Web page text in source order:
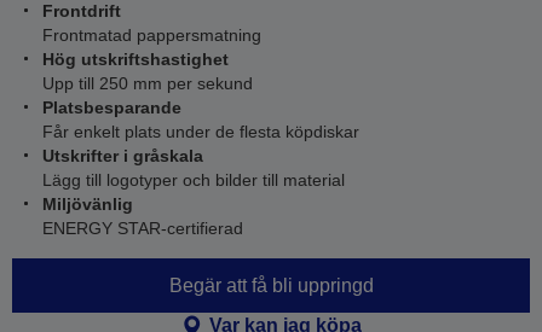
Frontdrift
Frontmatad pappersmatning
Hög utskriftshastighet
Upp till 250 mm per sekund
Platsbesparande
Får enkelt plats under de flesta köpdiskar
Utskrifter i gråskala
Lägg till logotyper och bilder till material
Miljövänlig
ENERGY STAR-certifierad
Begär att få bli uppringd
Var kan jag köpa